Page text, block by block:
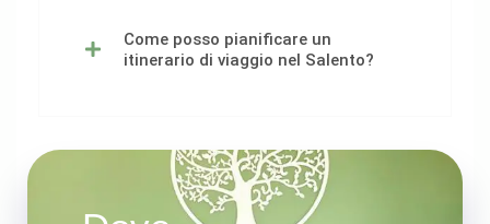
Come posso pianificare un
itinerario di viaggio nel Salento?